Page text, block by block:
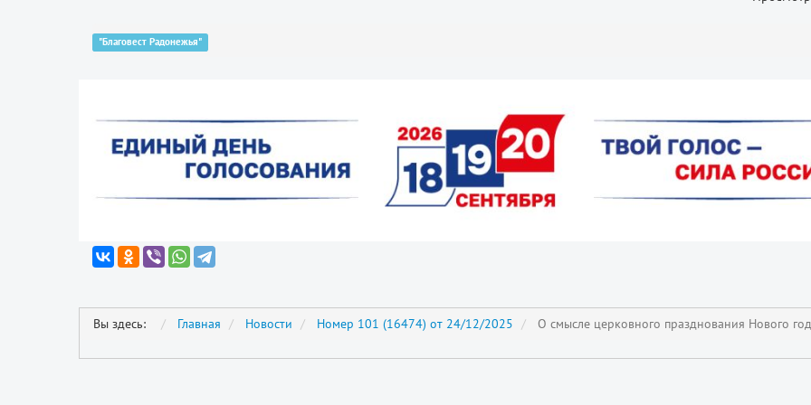
"Благовест Радонежья"
Вы здесь: Главная Новости Номер 101 (16474) от 24/12/2025 О смысле церковного празднования Нового